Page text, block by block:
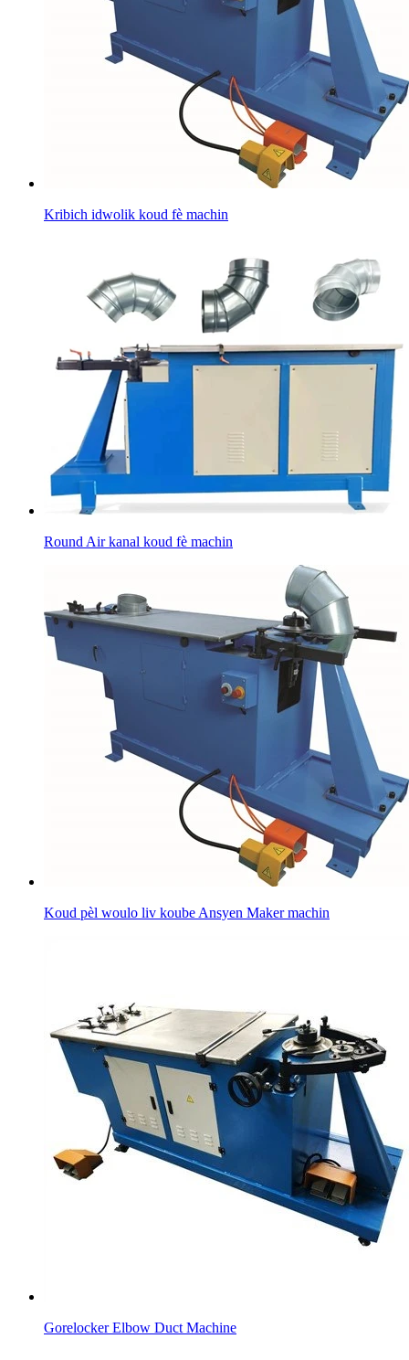
Kribich idwolik koud fè machin
Round Air kanal koud fè machin
Koud pèl woulo liv koube Ansyen Maker machin
Gorelocker Elbow Duct Machine